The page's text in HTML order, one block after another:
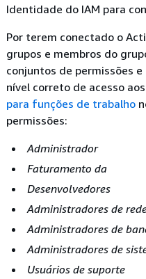
Identidade do IAM para
Por terem conectado o
grupos e membros do
conjuntos de permissões
nível correto de acesso
para funções de trabalho
permissões:
Administrador
Faturamento da
Desenvolvedores
Administradores de
Administradores de
Administradores de
Usuários de suporte